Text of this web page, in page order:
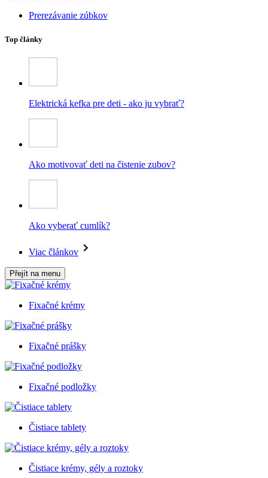
Prerezávanie zúbkov
Top články
Elektrická kefka pre deti - ako ju vybrať?
Ako motivovať deti na čistenie zubov?
Ako vyberať cumlík?
Viac článkov
Přejít na menu
Fixačné krémy
Fixačné prášky
Fixačné podložky
Čistiace tablety
Čistiace krémy, gély a roztoky